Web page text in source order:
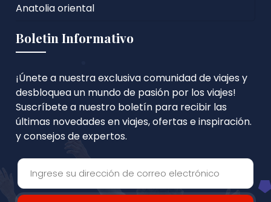
Anatolia oriental
Boletin Informativo
¡Únete a nuestra exclusiva comunidad de viajes y
desbloquea un mundo de pasión por los viajes!
Suscríbete a nuestro boletín para recibir las
últimas novedades en viajes, ofertas e inspiración.
y consejos de expertos.